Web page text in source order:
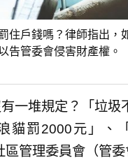
住戶錢嗎？律師指出，
告管委會侵害財產權。
一堆規定？「垃圾
貓罰2000元」、
區管理委員會（管